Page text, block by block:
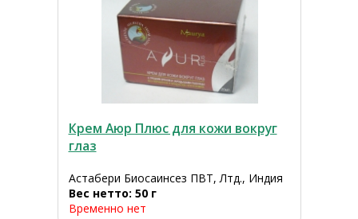
Крем Аюр Плюс для кожи вокруг
глаз
Астабери Биосаинсез ПВТ, Лтд., Индия
Вес нетто: 50 г
Временно нет